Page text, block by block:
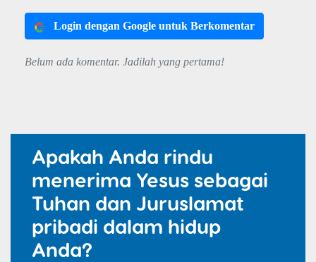
Login dengan Google untuk Berkomentar
Belum ada komentar. Jadilah yang pertama!
Apakah Anda rindu
menerima Yesus sebagai
Tuhan dan Juruslamat
pribadi dalam hidup
Anda?